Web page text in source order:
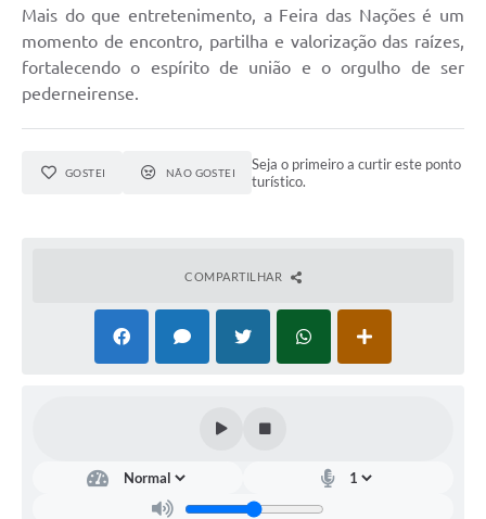
Mais do que entretenimento, a Feira das Nações é um
momento de encontro, partilha e valorização das raízes,
fortalecendo o espírito de união e o orgulho de ser
pederneirense.
GOSTEI NÃO GOSTEI
Seja o primeiro a curtir este ponto
turístico.
COMPARTILHAR